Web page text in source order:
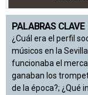
PALABRAS CLAVE
¿Cuál era el perfil
músicos en la
funcionaba el
ganaban los
de la época?; ¿Qué